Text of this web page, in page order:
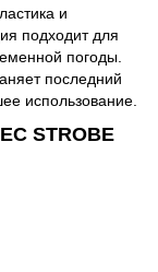
и
подходит для
погоды.
последний
использование.
STROBE